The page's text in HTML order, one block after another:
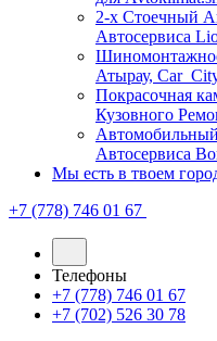
2-х Стоечный
Автосервиса
Атырау,
Покрасочная
Кузовного
Автосервиса
Мы есть в твоем
+7 (778) 746 01 67
Телефоны
+7 (778) 746 01 67
+7 (702) 526 30 78